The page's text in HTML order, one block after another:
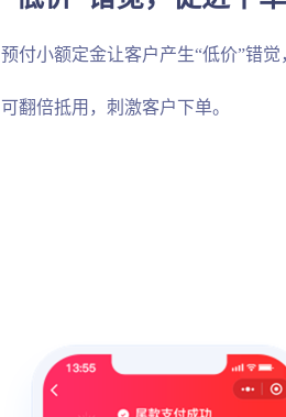
预付小额定金让客户产生“低价”错
可翻倍抵用，刺激客户下单。